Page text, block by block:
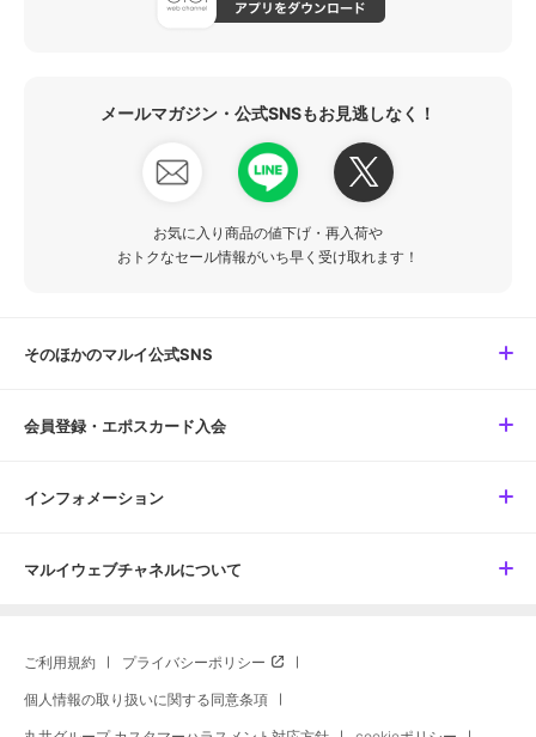
メールマガジン・公式SNSもお見逃しなく！
お気に入り商品の値下げ・再入荷や
おトクなセール情報がいち早く受け取れます！
そのほかのマルイ公式SNS
会員登録・エポスカード入会
インフォメーション
マルイウェブチャネルについて
ご利用規約 プライバシーポリシー
個人情報の取り扱いに関する同意条項